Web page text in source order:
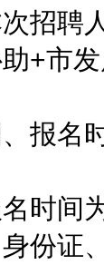
聘人
+市
名时
间为
份证